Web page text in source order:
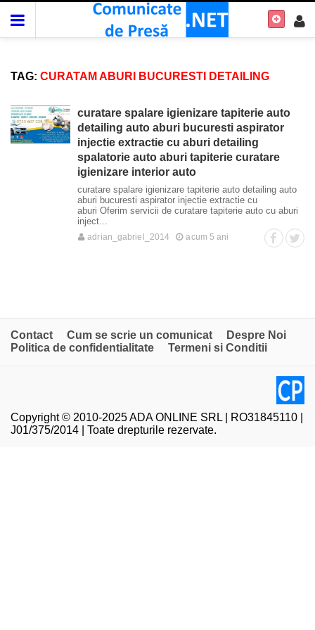
TAG: CURATAM ABURI BUCURESTI DETAILING
curatare spalare igienizare tapiterie auto
detailing auto aburi bucuresti aspirator
injectie extractie cu aburi detailing
spalatorie auto aburi tapiterie curatare
igienizare interior auto
curatare spalare igienizare tapiterie auto detailing auto
aburi bucuresti aspirator injectie extractie cu
aburi Oferim servicii de curatare tapiterie auto cu aburi
inject...
adrian_gabriel_2014 acum 5 ani
Contact Cum se scrie un comunicat
Despre Noi
Politica de confidentialitate
Termeni si Conditii
Copyright © 2010-2025 ADA ONLINE SRL | RO31845110 |
J01/375/2014 | Toate drepturile rezervate.